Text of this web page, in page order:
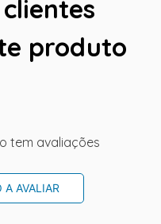
produto
tem avaliações
A AVALIAR